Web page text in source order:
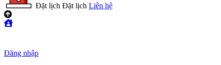
Đặt lịch Đặt lịch Liên hệ
Đăng nhập